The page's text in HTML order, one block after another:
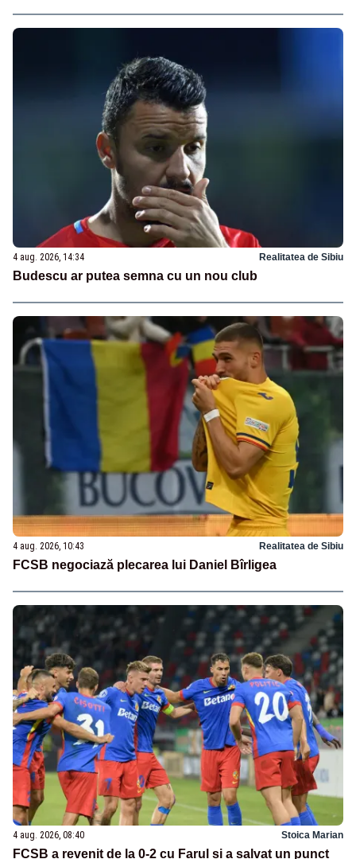
4 aug. 2026, 14:34 Realitatea de Sibiu
Budescu ar putea semna cu un nou club
4 aug. 2026, 10:43 Realitatea de Sibiu
FCSB negociază plecarea lui Daniel Bîrligea
4 aug. 2026, 08:40 Stoica Marian
FCSB a revenit de la 0-2 cu Farul și a salvat un punct